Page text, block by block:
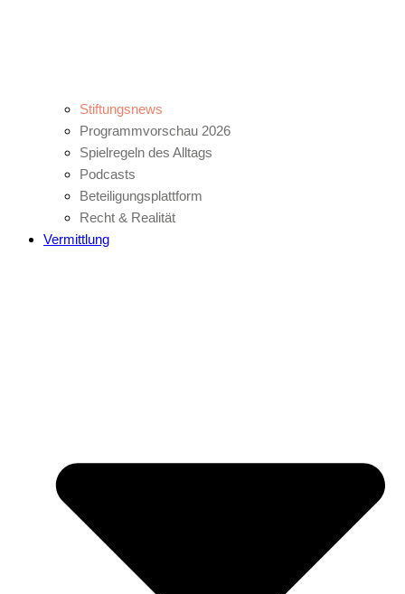
Stiftungsnews
Programmvorschau 2026
Spielregeln des Alltags
Podcasts
Beteiligungsplattform
Recht & Realität
Vermittlung